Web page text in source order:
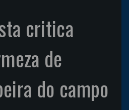
critica
de
do campo